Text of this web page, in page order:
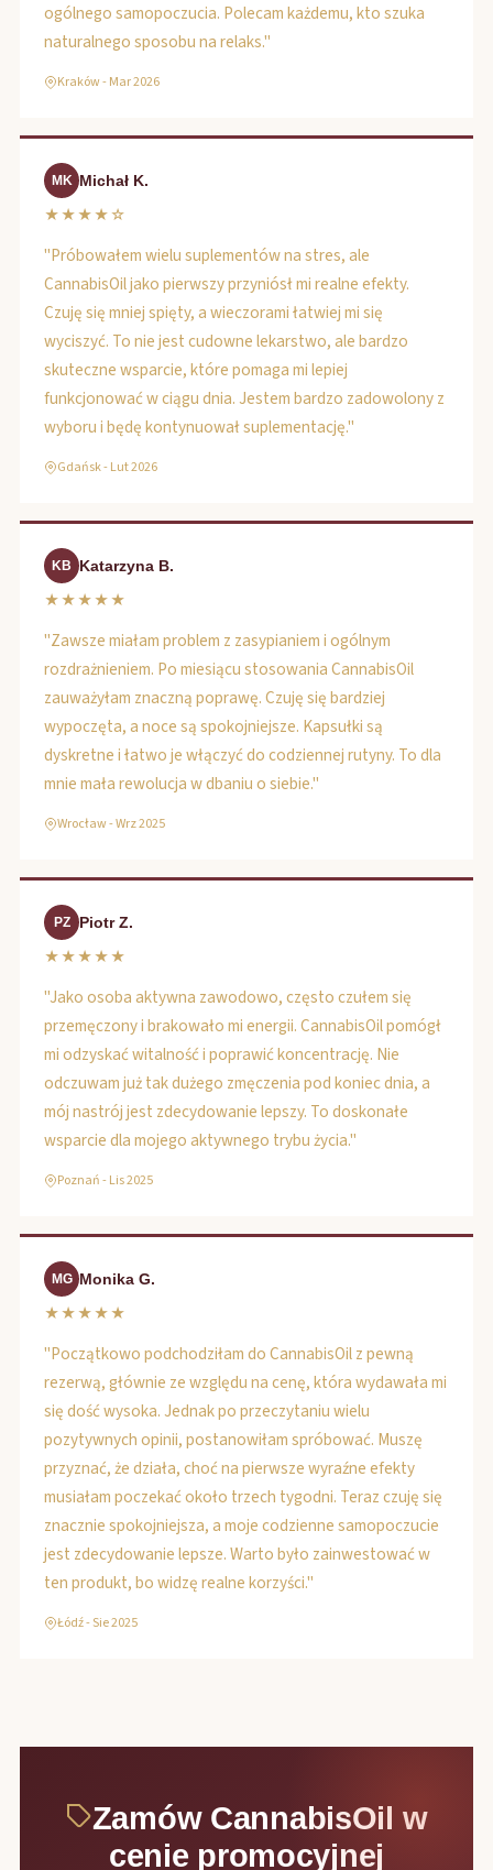
ogólnego samopoczucia. Polecam każdemu, kto szuka
naturalnego sposobu na relaks."
Kraków - Mar 2026
MK Michał K.
★★★★☆
"Próbowałem wielu suplementów na stres, ale
CannabisOil jako pierwszy przyniósł mi realne efekty.
Czuję się mniej spięty, a wieczorami łatwiej mi się
wyciszyć. To nie jest cudowne lekarstwo, ale bardzo
skuteczne wsparcie, które pomaga mi lepiej
funkcjonować w ciągu dnia. Jestem bardzo zadowolony z
wyboru i będę kontynuował suplementację."
Gdańsk - Lut 2026
KB Katarzyna B.
★★★★★
"Zawsze miałam problem z zasypianiem i ogólnym
rozdrażnieniem. Po miesiącu stosowania CannabisOil
zauważyłam znaczną poprawę. Czuję się bardziej
wypoczęta, a noce są spokojniejsze. Kapsułki są
dyskretne i łatwo je włączyć do codziennej rutyny. To dla
mnie mała rewolucja w dbaniu o siebie."
Wrocław - Wrz 2025
PZ Piotr Z.
★★★★★
"Jako osoba aktywna zawodowo, często czułem się
przemęczony i brakowało mi energii. CannabisOil pomógł
mi odzyskać witalność i poprawić koncentrację. Nie
odczuwam już tak dużego zmęczenia pod koniec dnia, a
mój nastrój jest zdecydowanie lepszy. To doskonałe
wsparcie dla mojego aktywnego trybu życia."
Poznań - Lis 2025
MG Monika G.
★★★★★
"Początkowo podchodziłam do CannabisOil z pewną
rezerwą, głównie ze względu na cenę, która wydawała mi
się dość wysoka. Jednak po przeczytaniu wielu
pozytywnych opinii, postanowiłam spróbować. Muszę
przyznać, że działa, choć na pierwsze wyraźne efekty
musiałam poczekać około trzech tygodni. Teraz czuję się
znacznie spokojniejsza, a moje codzienne samopoczucie
jest zdecydowanie lepsze. Warto było zainwestować w
ten produkt, bo widzę realne korzyści."
Łódź - Sie 2025
Zamów CannabisOil w
cenie promocyjnej